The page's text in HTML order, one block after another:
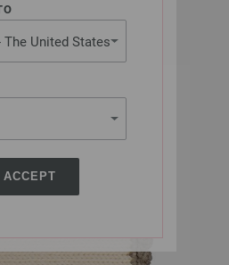
The United States
ACCEPT